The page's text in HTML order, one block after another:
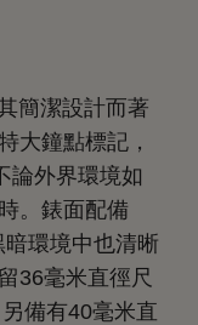
簡潔設計而著
大鐘點標記，
論外界環境如
。錶面配備
環境中也清晰
36毫米直徑尺
備有40毫米直